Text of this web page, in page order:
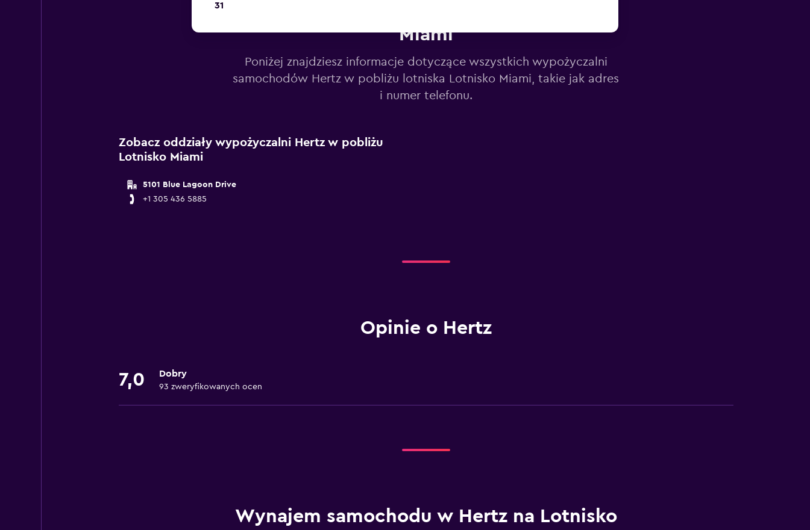
Miami
Poniżej znajdziesz informacje dotyczące wszystkich wypożyczalni
samochodów Hertz w pobliżu lotniska Lotnisko Miami, takie jak adres
i numer telefonu.
Zobacz oddziały wypożyczalni Hertz w pobliżu
Lotnisko Miami
5101 Blue Lagoon Drive
+1 305 436 5885
Opinie o Hertz
7,0 Dobry
93 zweryfikowanych ocen
Wynajem samochodu w Hertz na Lotnisko
31